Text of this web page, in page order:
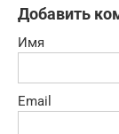
Добавить
Имя
Email